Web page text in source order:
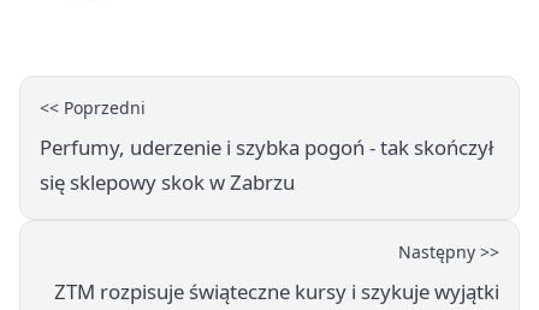
<< Poprzedni
Perfumy, uderzenie i szybka pogoń - tak skończył
się sklepowy skok w Zabrzu
Następny >>
ZTM rozpisuje świąteczne kursy i szykuje wyjątki